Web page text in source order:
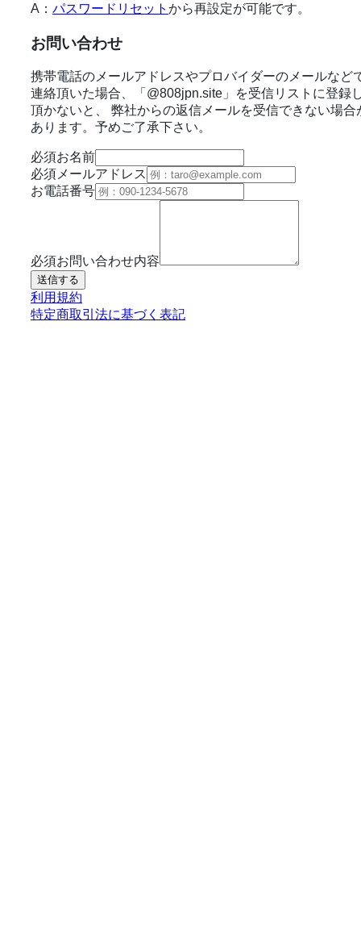
A： パスワードリセット から再設定が可能です。
お問い合わせ
携帯電話のメールアドレスやプロバイダーのメールなど
連絡頂いた場合、「@808jpn.site」を受信リストに登録
頂かないと、 弊社からの返信メールを受信できない場合
あります。予めご了承下さい。
必須お名前
必須 メールアドレス
お電話番号
必須お問い合わせ内容
送信する
利用規約
特定商取引法に基づく表記